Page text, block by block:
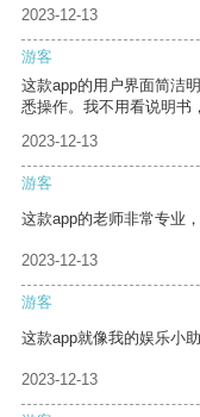
2023-12-13
游客
这款app的用户界面简洁
悉操作。我不用看说明书
2023-12-13
游客
这款app的老师非常专业
2023-12-13
游客
这款app就像我的娱乐小
2023-12-13